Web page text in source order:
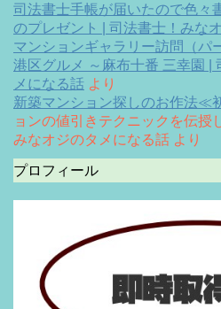
司法書士手帳が届いたので色々
のプレゼント | 司法書士！みな
マンションギャラリー訪問（パ
港区グルメ ～麻布十番 三幸園 |
メになる話 より
新築マンション探しのお作法≪
ョンの値引きテクニックを伝授
みなオジのタメになる話 より
プロフィール